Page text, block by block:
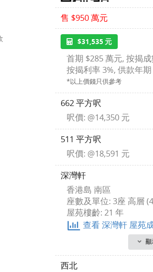
售 $950 萬元
$31,535 元
首期 $285 萬元, 按揭
按揭利率 3%, 供款年
*以上價錢只供參考
662 平方呎
呎價: @14,350 元
511 平方呎
呎價: @18,591 元
深灣軒
香港島 南區
座數及單位: 3座 高層
屋苑樓齡: 21 年
查看 深灣軒 屋苑
顯
西北